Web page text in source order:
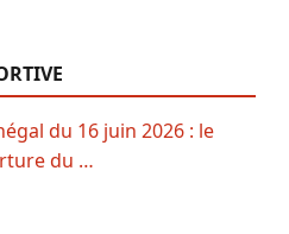
du 16 juin 2026 : le
du …